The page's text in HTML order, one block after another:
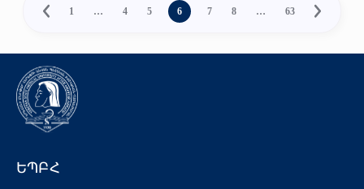
1 … 4 5 6 7 8 … 63
ԵՊԲՀ